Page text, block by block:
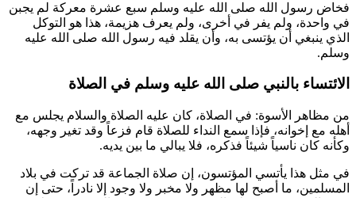
فخاض رسول الله صلى الله عليه وسلم سبع عشرة معركة لم يجبن
في واحدة، ولم يفر في أخرى، ولم يعرف هزيمة، هذا هو التوكل
الذي ينبغي أن يؤتسى به، وأن يقلد فيه رسول الله صلى الله عليه
وسلم.
الائتساء بالنبي صلى الله عليه وسلم في الصلاة
من مظاهر الأسوة: في الصلاة، كان عليه الصلاة والسلام يجلس مع
أهله مع إخوانه، فإذا سمع النداء للصلاة قام فزعاً وقد تغير وجهه،
وكأنه كان ناسياً شيئاً فذكره، فلا يبالي ما بين يديه.
في مثل هذا يأتسي المؤتسون، إن صلاة الجماعة قد تركت في بلاد
المسلمين، ما أصبح لها مظهر ولا مخبر ولا وجود إلا نادراً، حتى إن